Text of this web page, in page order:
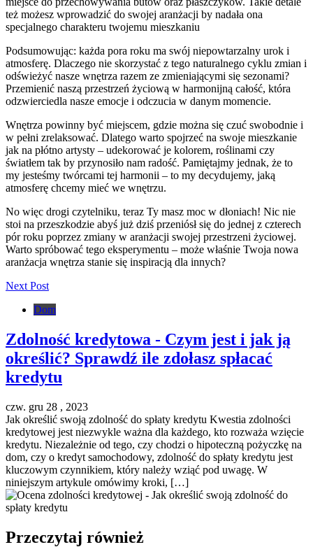
też możesz wprowadzić do swojej aranżacji by nadała ona
specjalnego charakteru twojemu mieszkaniu
Podsumowując: każda pora roku ma swój niepowtarzalny urok i
atmosferę. Dlaczego nie skorzystać z tego naturalnego cyklu zmian i
odświeżyć nasze wnętrza razem ze zmieniającymi się sezonami?
Przemienić naszą przestrzeń życiową w harmonijną całość, która
odzwierciedla nasze emocje i odczucia w danym momencie.
Wnętrza powinny być miejscem, gdzie można się czuć swobodnie i
w pełni zrelaksować. Dlatego warto spojrzeć na swoje mieszkanie
jak na płótno artysty – udekorować je kolorem, roślinami czy
światłem tak by przynosiło nam radość. Pamiętajmy jednak, że to
my jesteśmy twórcami tej harmonii – to my decydujemy, jaką
atmosferę chcemy mieć we wnętrzu.
No więc drogi czytelniku, teraz Ty masz moc w dłoniach! Nic nie
stoi na przeszkodzie abyś już dziś przeniósł się do jednej z czterech
pór roku poprzez zmiany w aranżacji swojej przestrzeni życiowej.
Warto spróbować tego eksperymentu – może właśnie Twoja nowa
aranżacja wnętrza stanie się inspiracją dla innych?
Next Post
Dom
Zdolność kredytowa - Czym jest i jak ją
określić? Sprawdź ile zdołasz spłacać
kredytu
czw. gru 28 , 2023
Jak określić swoją zdolność do spłaty kredytu Kwestia zdolności
kredytowej jest niezwykle ważna dla każdego, kto rozważa wzięcie
kredytu. Niezależnie od tego, czy chodzi o hipoteczną pożyczkę na
dom, czy o kredyt samochodowy, zdolność do spłaty kredytu jest
kluczowym czynnikiem, który należy wziąć pod uwagę. W
niniejszym artykule omówimy kroki, […]
Przeczytaj również